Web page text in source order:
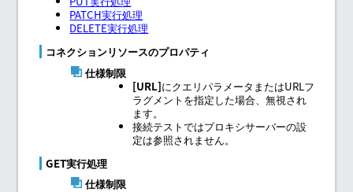
PATCH実行処理
DELETE実行処理
コネクションリソースのプロパティ
仕様制限
URL にクエリパラメータまたはURLフ
ラグメントを指定した場合、無視され
ます。
接続テストではプロキシサーバーの設
定は参照されません。
GET実行処理
仕様制限